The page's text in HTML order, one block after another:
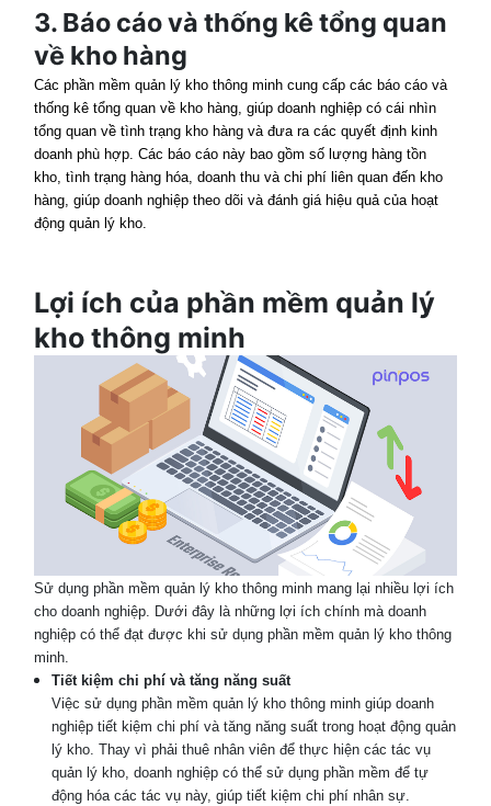
3. Báo cáo và thống kê tổng quan
về kho hàng
Các phần mềm quản lý kho thông minh cung cấp các báo cáo và
thống kê tổng quan về kho hàng, giúp doanh nghiệp có cái nhìn
tổng quan về tình trạng kho hàng và đưa ra các quyết định kinh
doanh phù hợp. Các báo cáo này bao gồm số lượng hàng tồn
kho, tình trạng hàng hóa, doanh thu và chi phí liên quan đến kho
hàng, giúp doanh nghiệp theo dõi và đánh giá hiệu quả của hoạt
động quản lý kho.
Lợi ích của phần mềm quản lý
kho thông minh
Sử dụng phần mềm quản lý kho thông minh mang lại nhiều lợi ích
cho doanh nghiệp. Dưới đây là những lợi ích chính mà doanh
nghiệp có thể đạt được khi sử dụng phần mềm quản lý kho thông
minh.
Tiết kiệm chi phí và tăng năng suất
Việc sử dụng phần mềm quản lý kho thông minh giúp doanh
nghiệp tiết kiệm chi phí và tăng năng suất trong hoạt động quản
lý kho. Thay vì phải thuê nhân viên để thực hiện các tác vụ
quản lý kho, doanh nghiệp có thể sử dụng phần mềm để tự
động hóa các tác vụ này, giúp tiết kiệm chi phí nhân sự.